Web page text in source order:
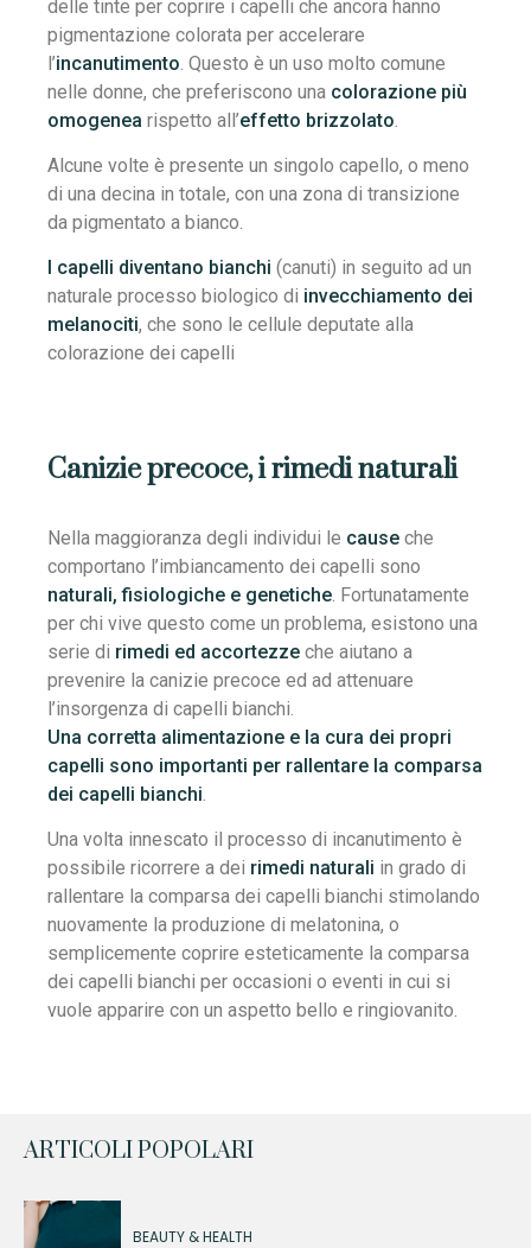
delle tinte per coprire i capelli che ancora hanno
pigmentazione colorata per accelerare
l’incanutimento . Questo è un uso molto comune
nelle donne, che preferiscono una colorazione più
omogenea rispetto all’effetto brizzolato
Alcune volte è presente un singolo capello, o meno
di una decina in totale, con una zona di transizione
da pigmentato a bianco.
I capelli diventano bianchi (canuti) in seguito ad un
naturale processo biologico di invecchiamento dei
melanociti, che sono le cellule deputate alla
colorazione dei capelli
Canizie precoce, i rimedi naturali
Nella maggioranza degli individui le cause che
comportano l’imbiancamento dei capelli sono
naturali, fisiologiche e genetiche . Fortunatamente
per chi vive questo come un problema, esistono una
serie di rimedi ed accortezze che aiutano a
prevenire la canizie precoce ed ad attenuare
l’insorgenza di capelli bianchi.
Una corretta alimentazione e la cura dei propri
capelli sono importanti per rallentare la comparsa
dei capelli bianchi
Una volta innescato il processo di incanutimento è
possibile ricorrere a dei rimedi naturali in grado di
rallentare la comparsa dei capelli bianchi stimolando
nuovamente la produzione di melatonina, o
semplicemente coprire esteticamente la comparsa
dei capelli bianchi per occasioni o eventi in cui si
vuole apparire con un aspetto bello e ringiovanito.
ARTICOLI POPOLARI
BEAUTY & HEALTH